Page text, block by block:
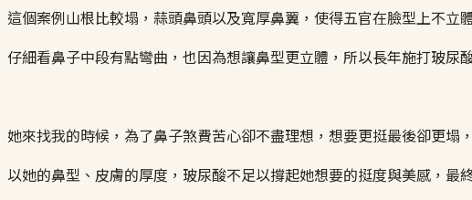
這個案例山根比較塌，蒜頭鼻頭以及寬厚鼻翼，使得五官在臉型上不立
仔細看鼻子中段有點彎曲，也因為想讓鼻型更立體，所以長年施打玻尿
她來找我的時候，為了鼻子煞費苦心卻不盡理想，想要更挺最後卻更塌
以她的鼻型、皮膚的厚度，玻尿酸不足以撐起她想要的挺度與美感，最